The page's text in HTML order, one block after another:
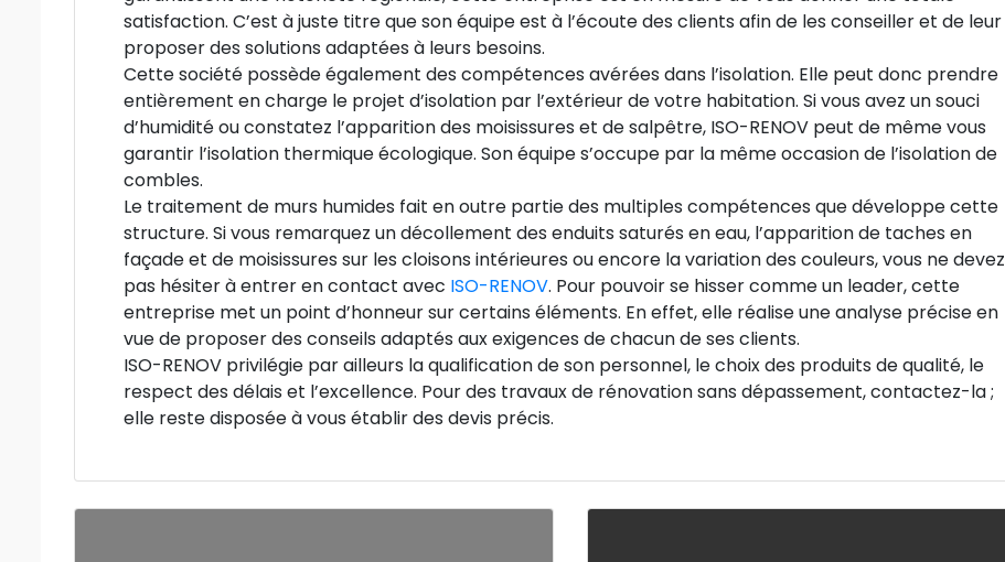
satisfaction. C’est à juste titre que son équipe est à l’écoute des clients afin de les conseiller et de leur
proposer des solutions adaptées à leurs besoins.
Cette société possède également des compétences avérées dans l’isolation. Elle peut donc prendre
entièrement en charge le projet d’isolation par l’extérieur de votre habitation. Si vous avez un souci
d’humidité ou constatez l’apparition des moisissures et de salpêtre, ISO-RENOV peut de même vous
garantir l’isolation thermique écologique. Son équipe s’occupe par la même occasion de l’isolation de
combles.
Le traitement de murs humides fait en outre partie des multiples compétences que développe cette
structure. Si vous remarquez un décollement des enduits saturés en eau, l’apparition de taches en
façade et de moisissures sur les cloisons intérieures ou encore la variation des couleurs, vous ne devez
pas hésiter à entrer en contact avec ISO-RENOV. Pour pouvoir se hisser comme un leader, cette
entreprise met un point d’honneur sur certains éléments. En effet, elle réalise une analyse précise en
vue de proposer des conseils adaptés aux exigences de chacun de ses clients.
ISO-RENOV privilégie par ailleurs la qualification de son personnel, le choix des produits de qualité, le
respect des délais et l’excellence. Pour des travaux de rénovation sans dépassement, contactez-la ;
elle reste disposée à vous établir des devis précis.